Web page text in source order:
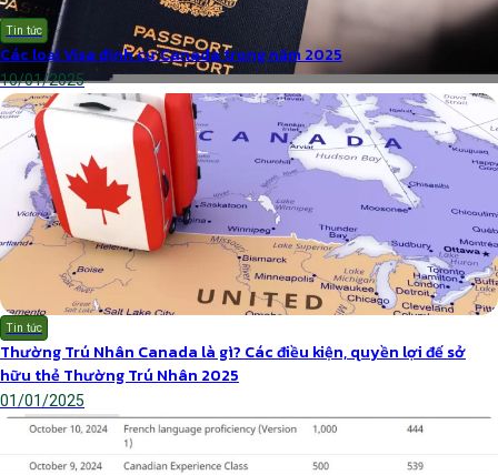
định cư Canada
Tin tức
Các loại Visa định cư Canada trong năm 2025
10/01/2025
Tin tức
Thường Trú Nhân Canada là gì? Các điều kiện, quyền lợi đế sở
hữu thẻ Thường Trú Nhân 2025
01/01/2025